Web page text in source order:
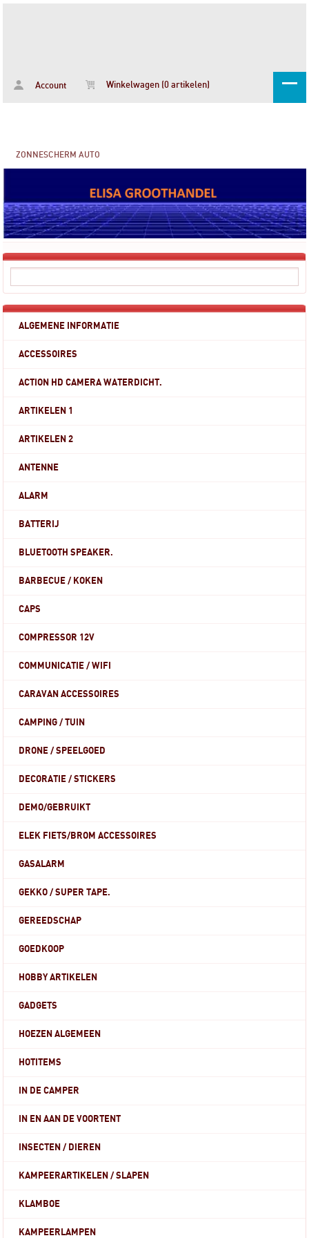
Account Winkelwagen (0 artikelen)
ZONNESCHERM AUTO
ALGEMENE INFORMATIE
ACCESSOIRES
ACTION HD CAMERA WATERDICHT.
ARTIKELEN 1
ARTIKELEN 2
ANTENNE
ALARM
BATTERIJ
BLUETOOTH SPEAKER.
BARBECUE / KOKEN
CAPS
COMPRESSOR 12V
COMMUNICATIE / WIFI
CARAVAN ACCESSOIRES
CAMPING / TUIN
DRONE / SPEELGOED
DECORATIE / STICKERS
DEMO/GEBRUIKT
ELEK FIETS/BROM ACCESSOIRES
GASALARM
GEKKO / SUPER TAPE.
GEREEDSCHAP
GOEDKOOP
HOBBY ARTIKELEN
GADGETS
HOEZEN ALGEMEEN
HOTITEMS
IN DE CAMPER
IN EN AAN DE VOORTENT
INSECTEN / DIEREN
KAMPEERARTIKELEN / SLAPEN
KLAMBOE
KAMPEERLAMPEN